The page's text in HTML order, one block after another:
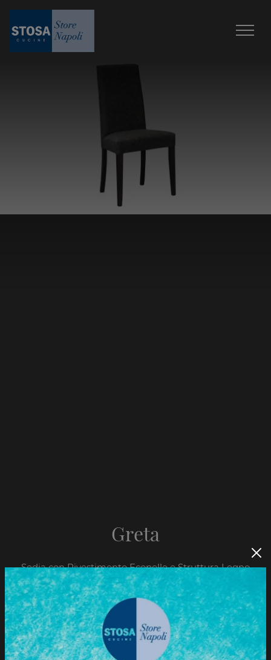
Sedia con Rivestimento Ecopelle e Struttura Legno
Faggio.
Sfoglia il Catalogo
Greta